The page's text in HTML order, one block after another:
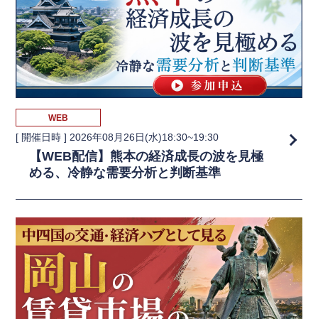
WEB
[ 開催日時 ] 2026年08月26日(水)18:30~19:30
【WEB配信】熊本の経済成長の波を見極
める、冷静な需要分析と判断基準